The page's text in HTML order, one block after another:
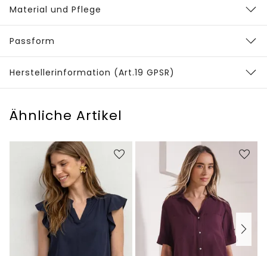
Material und Pflege
Passform
Herstellerinformation (Art.19 GPSR)
Ähnliche Artikel